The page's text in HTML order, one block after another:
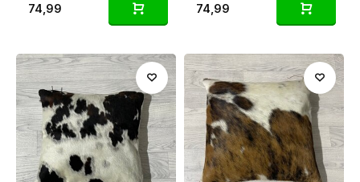
74,99 74,99